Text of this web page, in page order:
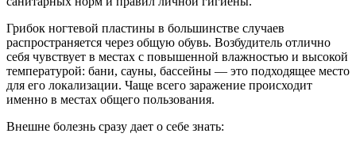
Грибок ногтевой пластины в большинстве случаев
распространяется через общую обувь. Возбудитель отлично
себя чувствует в местах с повышенной влажностью и высокой
температурой: бани, сауны, бассейны — это подходящее место
для его локализации. Чаще всего заражение происходит
именно в местах общего пользования.
Внешне болезнь сразу дает о себе знать: